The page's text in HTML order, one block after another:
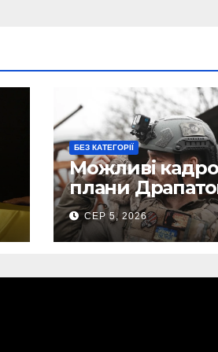
БЕЗ КАТЕГОРІЇ
Можливі
плани
Маркусу
пророкують
важливу
СЕР 5, 2026